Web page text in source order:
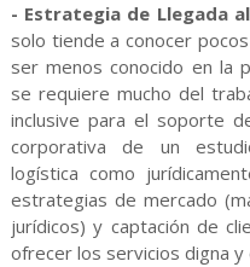
- Estrategia de Llegada
solo tiende a conocer
ser menos conocido en la
se requiere mucho del
inclusive para el soporte
corporativa de un
logística como
estrategias de mercado
jurídicos) y captación de
ofrecer los servicios digna y